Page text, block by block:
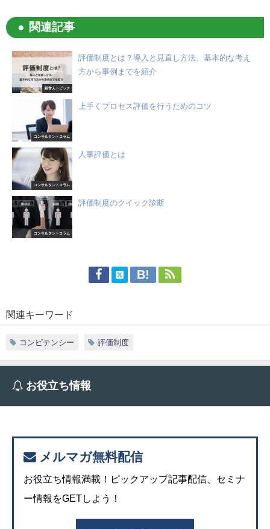
関連記事
経営人トピック
評価制度とは？導入と見直し方法、基本的な考え
方から事例までを紹介
コンサルタントコラム
上手くプロセス評価を行うためのコツ
コンサルタントコラム
人事評価とは
コンサルタントコラム
評価制度のクイック診断
関連キーワード
コンピテンシー 評価制度
お役立ち情報
メルマガ無料配信
お役立ち情報満載！ピックアップ記事配信、セミナ
ー情報をGETしよう！